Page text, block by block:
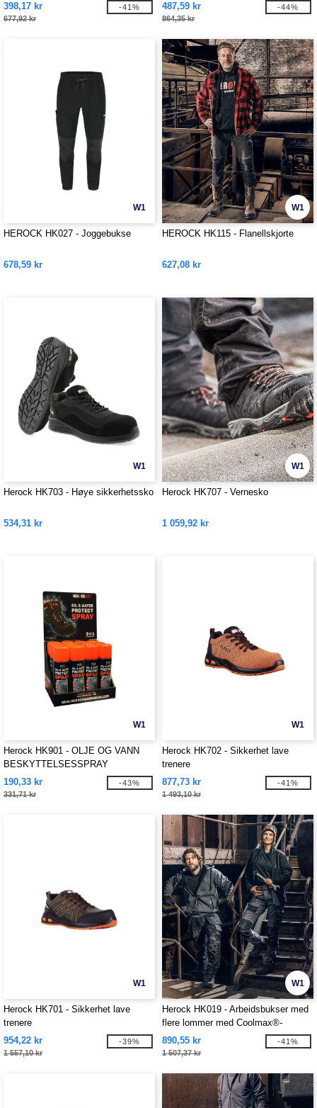
398,17 kr
677,92 kr
-41%
487,59 kr
864,35 kr
-44%
W1
HEROCK HK027 - Joggebukse
678,59 kr
W1
HEROCK HK115 - Flanellskjorte
627,08 kr
W1
Herock HK703 - Høye sikkerhetssko
534,31 kr
W1
Herock HK707 - Vernesko
1 059,92 kr
W1
Herock HK901 - OLJE OG VANN
BESKYTTELSESSPRAY
190,33 kr
331,71 kr
-43%
W1
Herock HK702 - Sikkerhet lave
trenere
877,73 kr
1 493,10 kr
-41%
W1
Herock HK701 - Sikkerhet lave
trenere
954,22 kr
1 557,10 kr
-39%
W1
Herock HK019 - Arbeidsbukser med
flere lommer med Coolmax®-
teknologi
890,55 kr
1 507,37 kr
-41%